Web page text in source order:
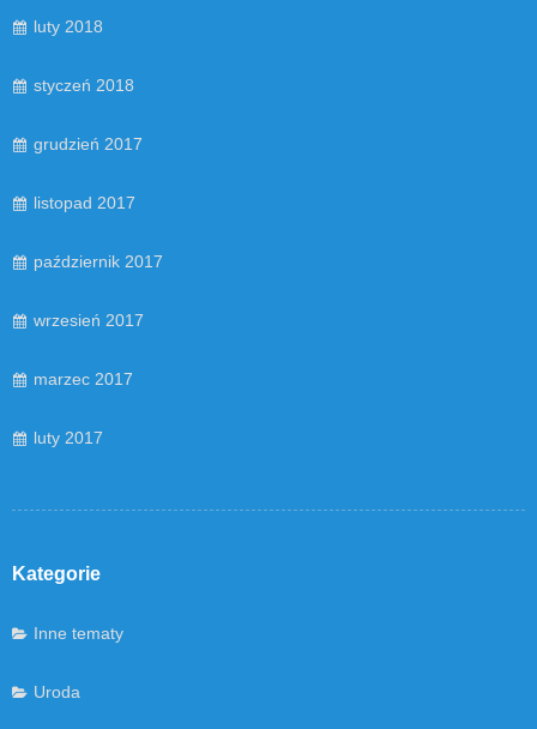
luty 2018
styczeń 2018
grudzień 2017
listopad 2017
październik 2017
wrzesień 2017
marzec 2017
luty 2017
Kategorie
Inne tematy
Uroda